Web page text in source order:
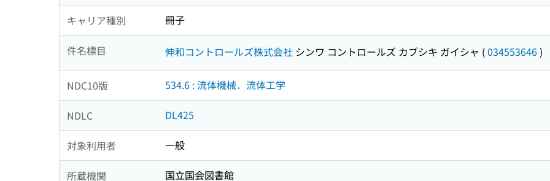
キャリア種別 冊子
件名標目 伸和コントロールズ株式会社 シンワ コントロールズ カブシキ ガイシャ (034553646)
NDC10版 534.6 : 流体機械．流体工学
NDLC DL425
対象利用者 一般
所蔵機関 国立国会図書館